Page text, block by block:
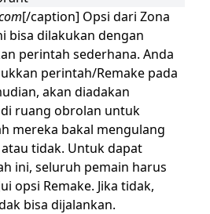
[/caption] Opsi dari Zona
bisa dilakukan dengan
perintah sederhana. Anda
perintah/Remake pada
akan diadakan
ruang obrolan untuk
mereka bakal mengulang
tidak. Untuk dapat
ini, seluruh pemain harus
opsi Remake. Jika tidak,
bisa dijalankan.